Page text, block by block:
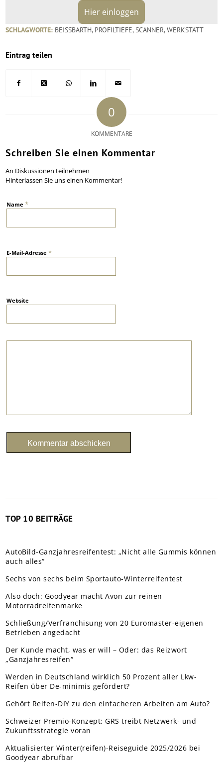
Hier einloggen
SCHLAGWORTE: BEISSBARTH, PROFILTIEFE,SCANNER,WERKSTATT
Eintrag teilen
0
KOMMENTARE
Schreiben Sie einen Kommentar
An Diskussionen teilnehmen
Hinterlassen Sie uns einen Kommentar!
Name*
E-Mail-Adresse*
Website
TOP 10 BEITRÄGE
AutoBild-Ganzjahresreifentest: „Nicht alle Gummis können
auch alles“
Sechs von sechs beim Sportauto-Winterreifentest
Also doch: Goodyear macht Avon zur reinen
Motorradreifenmarke
Schließung/Verfranchisung von 20 Euromaster-eigenen
Betrieben angedacht
Der Kunde macht, was er will – Oder: das Reizwort
„Ganzjahresreifen“
Werden in Deutschland wirklich 50 Prozent aller Lkw-
Reifen über De-minimis gefördert?
Gehört Reifen-DIY zu den einfacheren Arbeiten am Auto?
Schweizer Premio-Konzept: GRS treibt Netzwerk- und
Zukunftsstrategie voran
Aktualisierter Winter(reifen)-Reiseguide 2025/2026 bei
Goodyear abrufbar